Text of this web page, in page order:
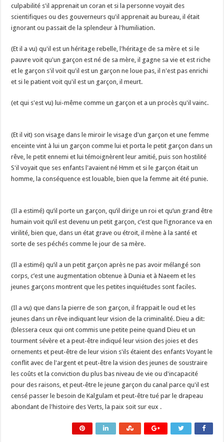
culpabilité s'il apprenait un coran et si la personne voyait des
scientifiques ou des gouverneurs qu'il apprenait au bureau, il était
ignorant ou passait de la splendeur à l'humiliation.
(Et il a vu) qu'il est un héritage rebelle, l'héritage de sa mère et si le
pauvre voit qu'un garçon est né de sa mère, il gagne sa vie et est riche
et le garçon s'il voit qu'il est un garçon ne loue pas, il n'est pas enrichi
et si le patient voit qu'il est un garçon, il meurt.
(et qui s'est vu) lui-même comme un garçon et a un procès qu'il vainc.
(Et il vit) son visage dans le miroir le visage d'un garçon et une femme
enceinte vint à lui un garçon comme lui et porta le petit garçon dans un
rêve, le petit ennemi et lui témoignèrent leur amitié, puis son hostilité
S'il voyait que ses enfants l'avaient né Hmm et si le garçon était un
homme, la conséquence est louable, bien que la femme ait été punie.
(Il a estimé) qu’il porte un garçon, qu’il dirige un roi et qu’un grand être
humain voit qu’il est devenu un petit garçon, c’est que l’ignorance va en
virilité, bien que, dans un état grave ou étroit, il mène à la santé et
sorte de ses péchés comme le jour de sa mère.
(Il a estimé) qu’il a un petit garçon après ne pas avoir mélangé son
corps, c’est une augmentation obtenue à Dunia et à Naeem et les
jeunes garçons montrent que les petites inquiétudes sont faciles.
(Il a vu) que dans la pierre de son garçon, il frappait le oud et les
jeunes dans un rêve indiquant leur vision de la criminalité. Dieu a dit:
(blessera ceux qui ont commis une petite peine quand Dieu et un
tourment sévère et a peut-être indiqué leur vision des joies et des
ornements et peut-être de leur vision s'ils étaient des enfants Voyant le
conflit avec de l'argent et peut-être la vision des jeunes de soustraire
les coûts et la conviction du plus bas niveau de vie ou d'incapacité
pour des raisons, et peut-être le jeune garçon du canal parce qu'il est
censé passer le besoin de Kalgulam et peut-être tué par le drapeau
abondant de l'histoire des Verts, la paix soit sur eux .